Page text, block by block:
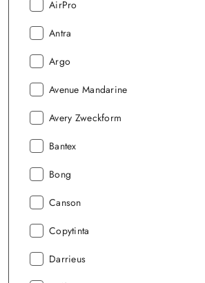
Producent:
AirPro
Producent:
Antra
Producent:
Argo
Producent:
Avenue Mandarine
Producent:
Avery Zweckform
Producent:
Bantex
Producent:
Bong
Producent:
Canson
Producent:
Copytinta
Producent:
Darrieus